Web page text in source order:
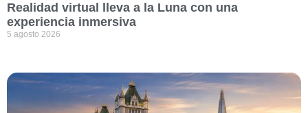
Realidad virtual lleva a la Luna con una
experiencia inmersiva
5 agosto 2026